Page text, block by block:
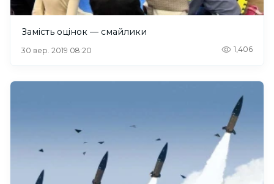
Замість оцінок — смайлики
30 вер. 2019 08:20 1,406